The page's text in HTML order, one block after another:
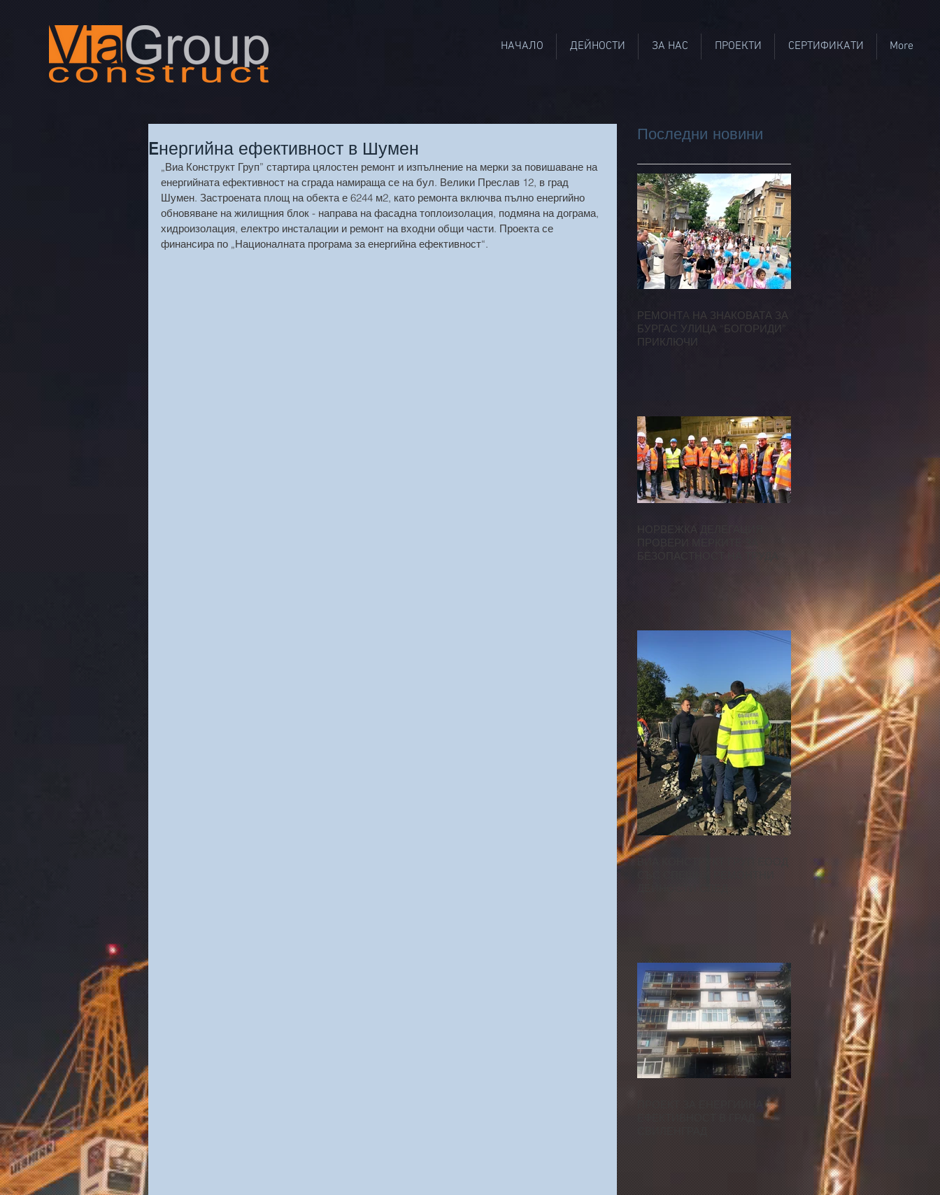
НАЧАЛО ДЕЙНОСТИ ЗА НАС ПРОЕКТИ СЕРТИФИКАТИ More
Eнергийна ефективност в Шумен
„Виа Конструкт Груп” стартира цялостен ремонт и изпълнение на мерки за повишаване на
енергийната ефективност на сграда намираща се на бул. Велики Преслав 12, в град
Шумен. Застроената площ на обекта е 6244 м2, като ремонта включва пълно енергийно
обновяване на жилищния блок - направа на фасадна топлоизолация, подмяна на дограма,
хидроизолация, електро инсталации и ремонт на входни общи части. Проекта се
финансира по „Националната програма за енергийна ефективност“.
Последни новини
РЕМОНТA НА ЗНАКОВАТА ЗА
БУРГАС УЛИЦА “БОГОРИДИ”
ПРИКЛЮЧИ
НОРВЕЖКА ДЕЛЕГАЦИЯ
ПРОВЕРИ МЕРКИТЕ ЗА
БЕЗОПАСТНОСТ НА ТРУДА